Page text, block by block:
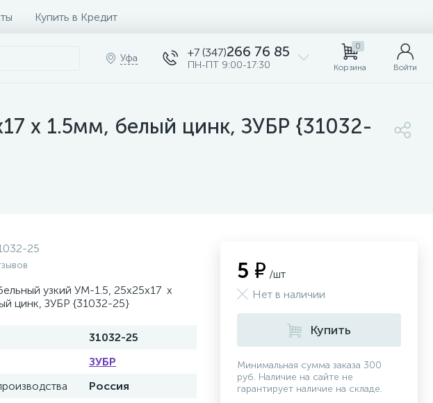
Купить в Кредит
Уфа +7 (347)266 76 85
ПН-ПТ 9:00-17:30
0
Корзина Войти
х 1.5мм, белый цинк, ЗУБР {31032-
25
узкий УМ-1.5, 25х25х17 х
цинк, ЗУБР {31032-25}
31032-25
ЗУБР
Россия
5 ₽ /шт
Нет в наличии
Купить
Минимальная сумма заказа 300
руб. Наличие на сайте не
гарантирует наличие на складе.